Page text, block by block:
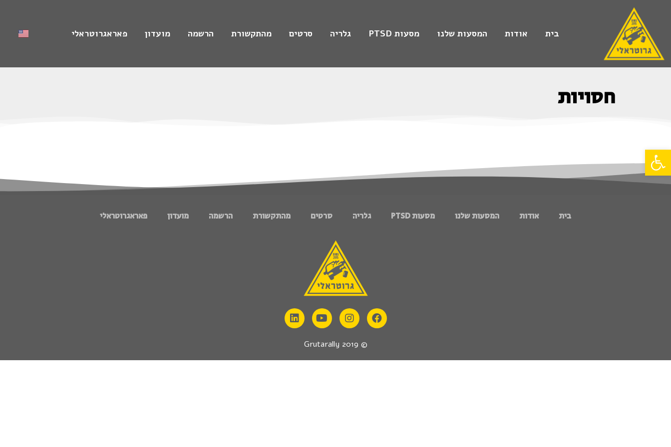
פתח סרגל נגישות
בית אודות המסעות שלנו מסעות PTSD גלריה סרטים מהתקשורת הרשמה מועדון פאראגרוטראלי
חסויות
בית אודות המסעות שלנו מסעות PTSD גלריה סרטים מהתקשורת הרשמה מועדון פאראגרוטראלי
© 2019 Grutarally